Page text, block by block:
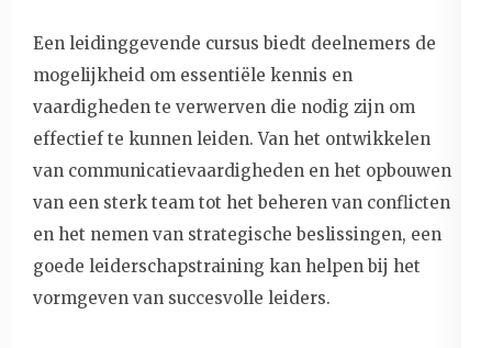
Een leidinggevende cursus biedt deelnemers de
mogelijkheid om essentiële kennis en
vaardigheden te verwerven die nodig zijn om
effectief te kunnen leiden. Van het ontwikkelen
van communicatievaardigheden en het opbouwen
van een sterk team tot het beheren van conflicten
en het nemen van strategische beslissingen, een
goede leiderschapstraining kan helpen bij het
vormgeven van succesvolle leiders.